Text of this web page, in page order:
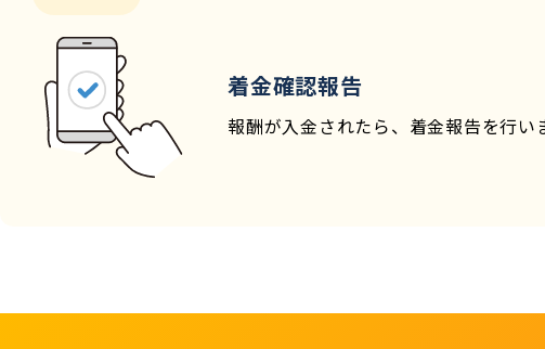
着金確認報告
報酬が入金されたら、着金報告を行い